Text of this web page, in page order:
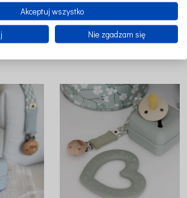
& IVORY
100%
BIBS PACIFIER CASE BLUSH
POJEMNIK NA 3 SMOCZKI
Akceptuj wszystko
Nie zgadzam się